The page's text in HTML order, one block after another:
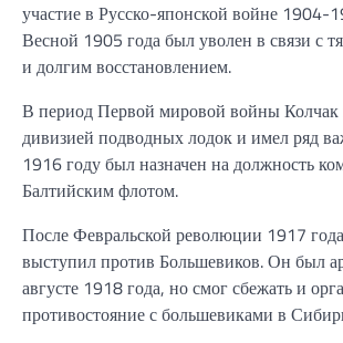
участие в Русско-японской войне 1904-
Весной 1905 года был уволен в связи с
и долгим восстановлением.
В период Первой мировой войны Колчак
дивизией подводных лодок и имел ряд
1916 году был назначен на должность
Балтийским флотом.
После Февральской революции 1917
выступил против Большевиков. Он был
августе 1918 года, но смог сбежать и
противостояние с большевиками в